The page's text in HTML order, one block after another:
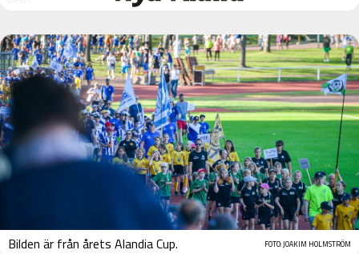
FOTO: JOAKIM HOLMSTRÖM
Bilden är från årets Alandia Cup.